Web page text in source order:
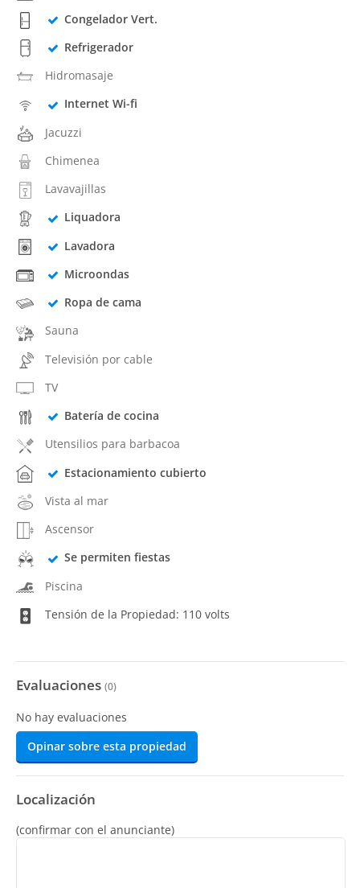
Congelador Vert.
Refrigerador
Hidromasaje
Internet Wi-fi
Jacuzzi
Chimenea
Lavavajillas
Liquadora
Lavadora
Microondas
Ropa de cama
Sauna
Televisión por cable
TV
Batería de cocina
Utensilios para barbacoa
Estacionamiento cubierto
Vista al mar
Ascensor
Se permiten fiestas
Piscina
Tensión de la Propiedad: 110 volts
Evaluaciones (0)
No hay evaluaciones
Opinar sobre esta propiedad
Localización
(confirmar con el anunciante)